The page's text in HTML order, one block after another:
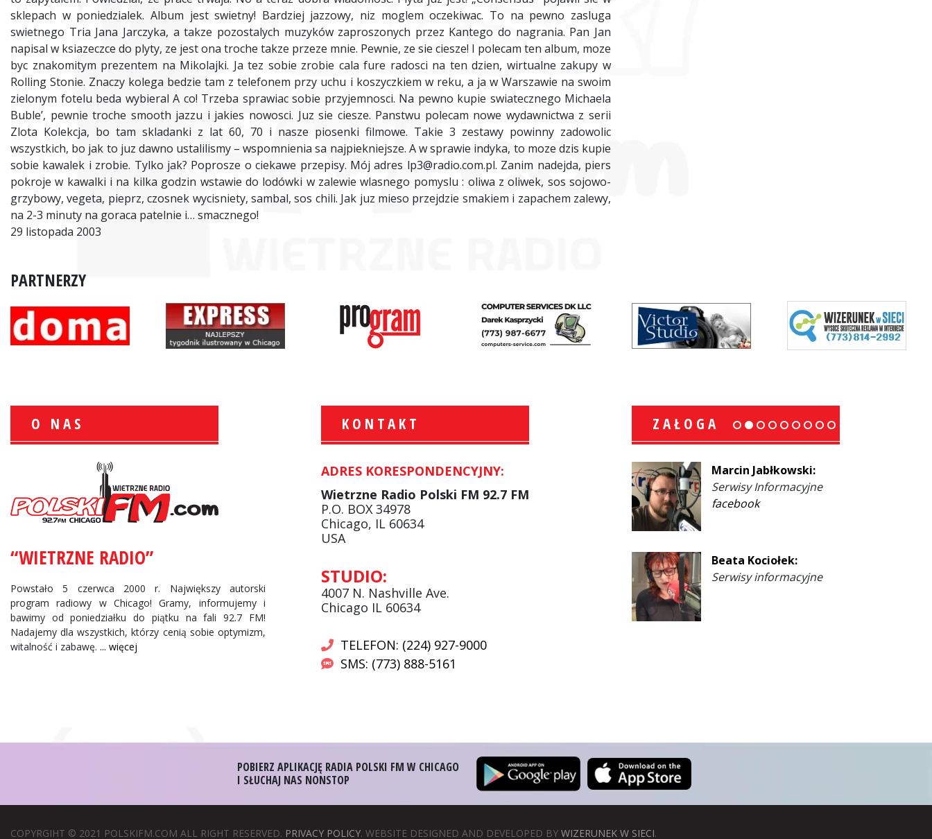
sklepach w poniedzialek. Album jest swietny! Bardziej jazzowy, niz moglem oczekiwac. To na pewno zasluga
swietnego Tria Jana Jarczyka, a takze pozostalych muzyków zaproszonych przez Kantego do nagrania. Pan Jan
napisal w ksiazeczce do plyty, ze jest ona troche takze przeze mnie. Pewnie, ze sie ciesze! I polecam ten album, moze
byc znakomitym prezentem na Mikolajki. Ja tez sobie zrobie cala fure radosci na ten dzien, wirtualne zakupy w
Rolling Stonie. Znaczy kolega bedzie tam z telefonem przy uchu i koszyczkiem w reku, a ja w Warszawie na swoim
zielonym fotelu beda wybieral A co! Trzeba sprawiac sobie przyjemnosci. Na pewno kupie swiatecznego Michaela
Buble’, pewnie troche smooth jazzu i jakies nowosci. Juz sie ciesze. Panstwu polecam nowe wydawnictwa z serii
Zlota Kolekcja, bo tam skladanki z lat 60, 70 i nasze piosenki filmowe. Takie 3 zestawy powinny zadowolic
wszystkich, bo jak to juz dawno ustalilismy – wspomnienia sa najpiekniejsze. A w sprawie indyka, to moze dzis kupie
sobie kawalek i zrobie. Tylko jak? Poprosze o ciekawe przepisy. Mój adres lp3@radio.com.pl. Zanim nadejda, piers
pokroje w kawalki i na kilka godzin wstawie do lodówki w zalewie wlasnego pomyslu : oliwa z oliwek, sos sojowo-
grzybowy, vegeta, pieprz, czosnek wycisniety, sambal, sos chili. Jak juz mieso przejdzie smakiem i zapachem zalewy,
na 2-3 minuty na goraca patelnie i… smacznego!
29 listopada 2003
PARTNERZY
O NAS
“WIETRZNE RADIO”
Powstało 5 czerwca 2000 r. Największy autorski
program radiowy w Chicago! Gramy, informujemy i
bawimy od poniedziałku do piątku na fali 92.7 FM!
Nadajemy dla wszystkich, którzy cenią sobie optymizm,
witalność i zabawę. ... więcej
KONTAKT
ADRES KORESPONDENCYJNY:
Wietrzne Radio Polski FM 92.7 FM
P.O. BOX 34978
Chicago, IL 60634
USA
STUDIO:
4007 N. Nashville Ave.
Chicago IL 60634
TELEFON: (224) 927-9000
SMS: (773) 888-5161
ZAŁOGA
Informacje Giełdowe
Krzysztof Wawer:
Komentator
facebook
Marcin Jabłkowski:
Serwisy Informacyjne
facebook
Beata Kociołek:
Serwisy informacyjne
POBIERZ APLIKACJĘ RADIA POLSKI FM W CHICAGO
I SŁUCHAJ NAS NONSTOP
COPYRGIHT © 2021 POLSKIFM.COM ALL RIGHT RESERVED. PRIVACY POLICY. WEBSITE DESIGNED AND DEVELOPED BY WIZERUNEK W SIECI.